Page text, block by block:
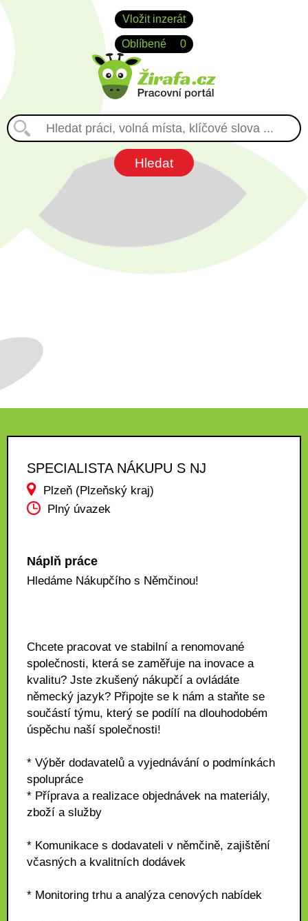
Vložit inzerát
Oblíbené 0
SPECIALISTA NÁKUPU S NJ
Plzeň (Plzeňský kraj)
Plný úvazek
Náplň práce
Hledáme Nákupčího s Němčinou!
Chcete pracovat ve stabilní a renomované
společnosti, která se zaměřuje na inovace a
kvalitu? Jste zkušený nákupčí a ovládáte
německý jazyk? Připojte se k nám a staňte se
součástí týmu, který se podílí na dlouhodobém
úspěchu naší společnosti!
* Výběr dodavatelů a vyjednávání o podmínkách
spolupráce
* Příprava a realizace objednávek na materiály,
zboží a služby
* Komunikace s dodavateli v němčině, zajištění
včasných a kvalitních dodávek
* Monitoring trhu a analýza cenových nabídek